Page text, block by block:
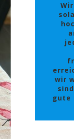
wir
gute